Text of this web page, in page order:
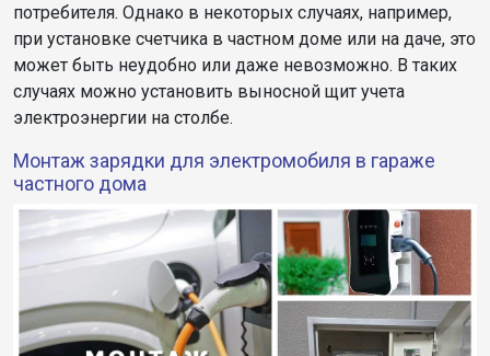
потребителя. Однако в некоторых случаях, например,
при установке счетчика в частном доме или на даче, это
может быть неудобно или даже невозможно. В таких
случаях можно установить выносной щит учета
электроэнергии на столбе.
Монтаж зарядки для электромобиля в гараже
частного дома